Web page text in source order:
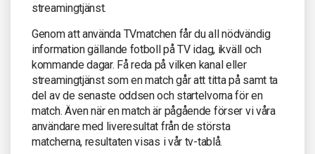
streamingtjänst.
Genom att använda TVmatchen får du all nödvändig
information gällande fotboll på TV idag, ikväll och
kommande dagar. Få reda på vilken kanal eller
streamingtjänst som en match går att titta på samt ta
del av de senaste oddsen och startelvorna för en
match. Även när en match är pågående förser vi våra
användare med liveresultat från de största
matcherna, resultaten visas i vår tv-tablå.